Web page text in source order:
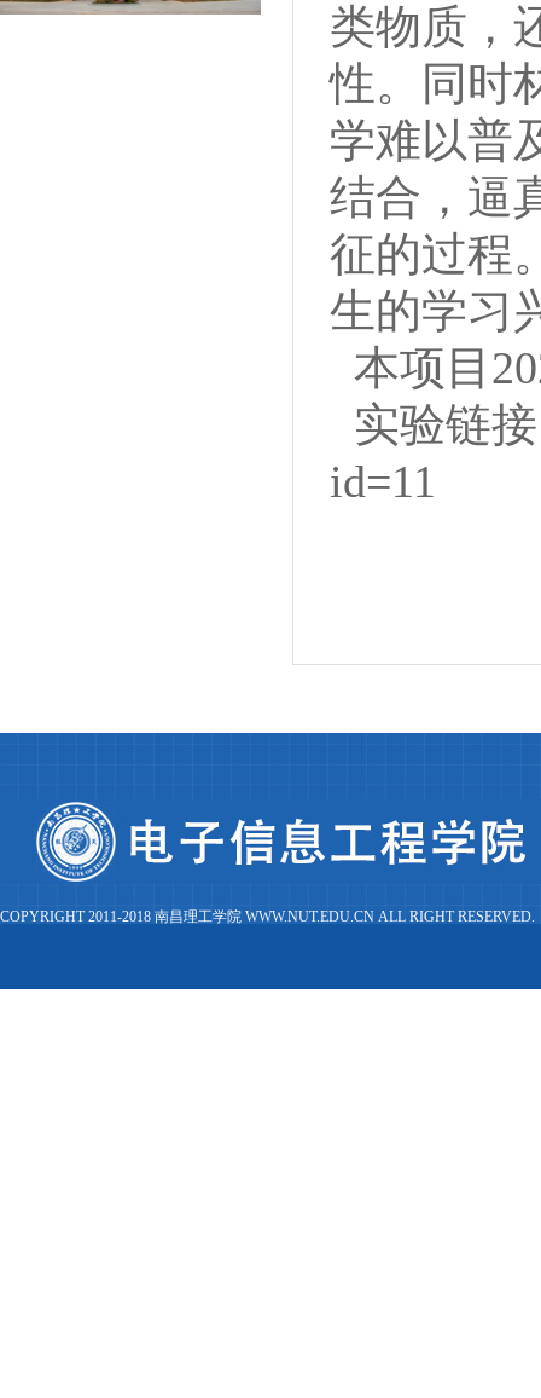
类物质，
性。同时
学难以普
结合，逼
征的过程
生的学习
本项目
实验链
id=11
COPYRIGHT 2011-2018 南昌理工学院 WWW.NUT.EDU.CN ALL RIGHT RESERVED.